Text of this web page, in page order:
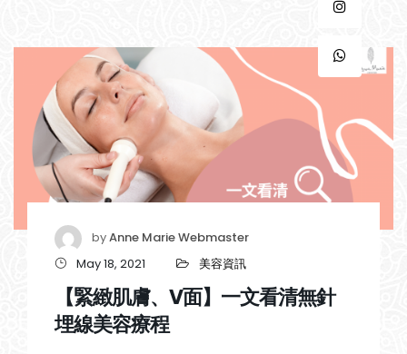
byAnne Marie Webmaster
May 18, 2021
美容資訊
【緊緻肌膚、V面】一文看清無針
埋線美容療程